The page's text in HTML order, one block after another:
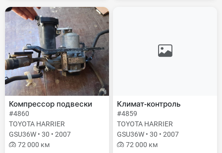
Компрессор подвески
#4860
TOYOTA HARRIER
GSU36W • 30 • 2007
72 000 км
Климат-контроль
#4859
TOYOTA HARRIER
GSU36W • 30 • 2007
72 000 км